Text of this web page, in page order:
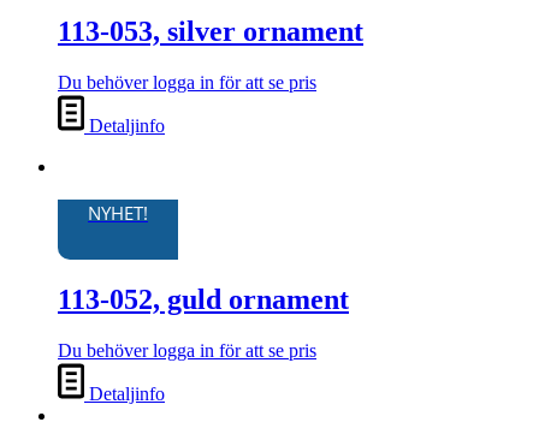
113-053, silver ornament
Du behöver logga in för att se pris
Detaljinfo
NYHET!
113-052, guld ornament
Du behöver logga in för att se pris
Detaljinfo